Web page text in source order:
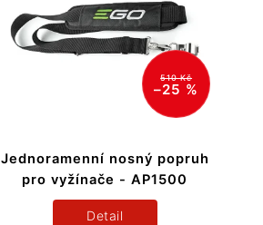
510 Kč
–25 %
Jednoramenní nosný popruh
pro vyžínače - AP1500
Detail